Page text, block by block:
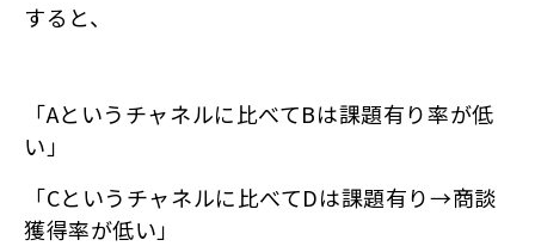
すると、
「Aというチャネルに比べてBは課題有り率が低
い」
「Cというチャネルに比べてDは課題有り→商談
獲得率が低い」